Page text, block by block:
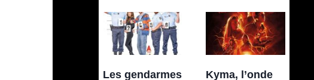
Les gendarmes
Kyma, l’onde